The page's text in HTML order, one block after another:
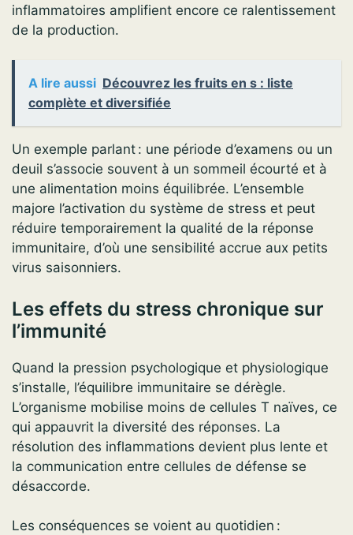
inflammatoires amplifient encore ce ralentissement
de la production.
A lire aussi Découvrez les fruits en s : liste
complète et diversifiée
Un exemple parlant : une période d’examens ou un
deuil s’associe souvent à un sommeil écourté et à
une alimentation moins équilibrée. L’ensemble
majore l’activation du système de stress et peut
réduire temporairement la qualité de la réponse
immunitaire, d’où une sensibilité accrue aux petits
virus saisonniers.
Les effets du stress chronique sur
l’immunité
Quand la pression psychologique et physiologique
s’installe, l’équilibre immunitaire se dérègle.
L’organisme mobilise moins de cellules T naïves, ce
qui appauvrit la diversité des réponses. La
résolution des inflammations devient plus lente et
la communication entre cellules de défense se
désaccorde.
Les conséquences se voient au quotidien :